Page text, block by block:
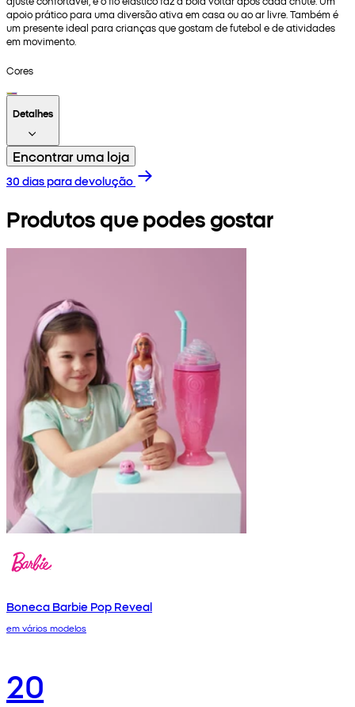
apoio prático para uma diversão ativa em casa ou ao ar livre. Também é
um presente ideal para crianças que gostam de futebol e de atividades
em movimento.
Cores
Detalhes
Encontrar uma loja
30 dias para devolução
Produtos que podes gostar
Boneca Barbie Pop Reveal
em vários modelos
20